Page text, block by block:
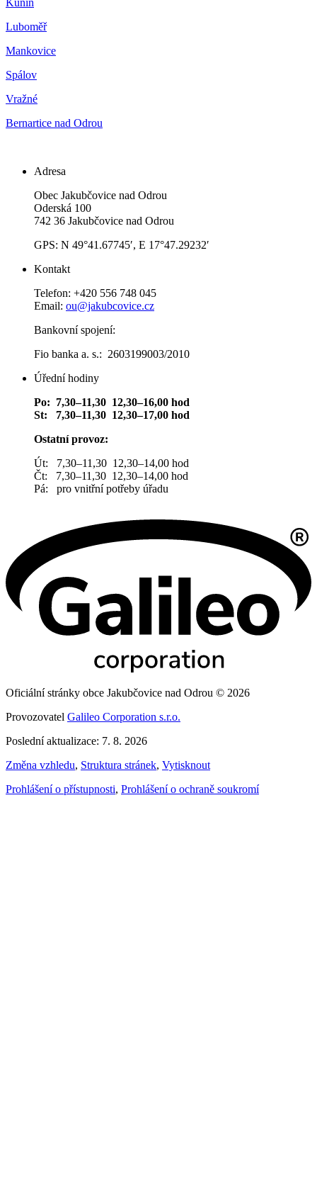
Kunín
Luboměř
Mankovice
Spálov
Vražné
Bernartice nad Odrou
Adresa
Obec Jakubčovice nad Odrou
Oderská 100
742 36 Jakubčovice nad Odrou
GPS: N 49°41.67745′, E 17°47.29232′
Kontakt
Telefon: +420 556 748 045
Email: ou@jakubcovice.cz
Bankovní spojení:
Fio banka a. s.: 2603199003/2010
Úřední hodiny
Po: 7,30–11,30 12,30–16,00 hod
St: 7,30–11,30 12,30–17,00 hod
Ostatní provoz:
Út: 7,30–11,30 12,30–14,00 hod
Čt: 7,30–11,30 12,30–14,00 hod
Pá: pro vnitřní potřeby úřadu
Oficiální stránky obce Jakubčovice nad Odrou © 2026
Provozovatel Galileo Corporation s.r.o.
Poslední aktualizace: 7. 8. 2026
Změna vzhledu, Struktura stránek, Vytisknout
Prohlášení o přístupnosti, Prohlášení o ochraně soukromí